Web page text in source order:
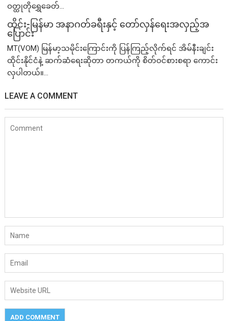
ဝတ္ထုတိုရွှေခေတ်...
ထိုင်း-မြန်မာ အနာဂတ်ခရီးနှင့် တော်လှန်ရေးအလှည့်အ
ပြောင်း
MT(VOM) ​မြန်မာ့သမိုင်းကြောင်းကို ပြန်ကြည့်လိုက်ရင် အိမ်နီးချင်း
ထိုင်းနိုင်ငံနဲ့ ဆက်ဆံရေးဆိုတာ တကယ်ကို စိတ်ဝင်စားစရာ ကောင်း
လှပါတယ်။...
LEAVE A COMMENT